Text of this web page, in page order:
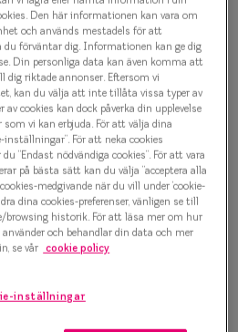
Olika
Taberg
Glasögonbåge
Den här informationen kan vara om
och används mestadels för att
du förväntar dig. Informationen kan ge dig
Din personliga data kan även komma att
dig riktade annonser. Eftersom vi
kan du välja att inte tillåta vissa typer av
av cookies kan dock påverka din upplevelse
vi kan erbjuda. För att välja dina
inställningar”. För att neka cookies
”Endast nödvändiga cookies”. För att vara
på bästa sätt kan du välja ”acceptera alla
medgivande när du vill under ’cookie-
dina cookies-preferenser, vänligen se till
historik. För att läsa mer om hur
och behandlar din data och mer
se vår cookie policy
inställningar